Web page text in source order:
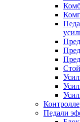
Педали